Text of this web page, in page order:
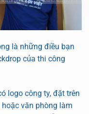
là những điều bạn
của thi công
logo công ty, đặt trên
văn phòng làm